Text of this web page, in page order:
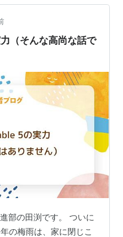
（そんな高尚な話で
部の田渕です。 ついに
の梅雨は、家に閉じこ